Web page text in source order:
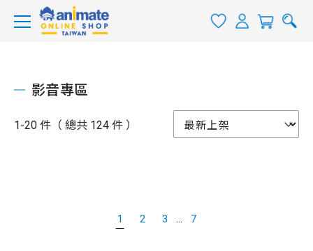
影音專區
1-20 件（ 總共 124 件 ）
1 2 3 ... 7